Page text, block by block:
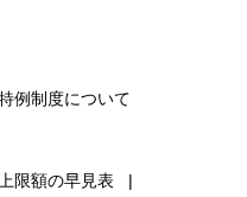
例制度について
限額の早見表